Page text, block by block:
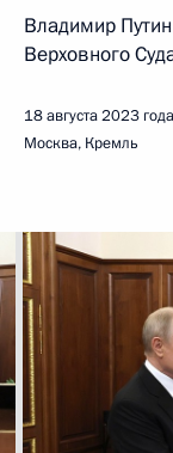
Владимир
Верховного
18 августа 2023 года
Москва, Кремль